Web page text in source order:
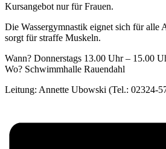
Kursangebot nur für Frauen.
Die Wassergymnastik eignet sich für
sorgt für straffe Muskeln.
Wann? Donnerstags 13.00 Uhr – 15.00
Wo? Schwimmhalle Rauendahl
Leitung: Annette Ubowski (Tel.: 02324-